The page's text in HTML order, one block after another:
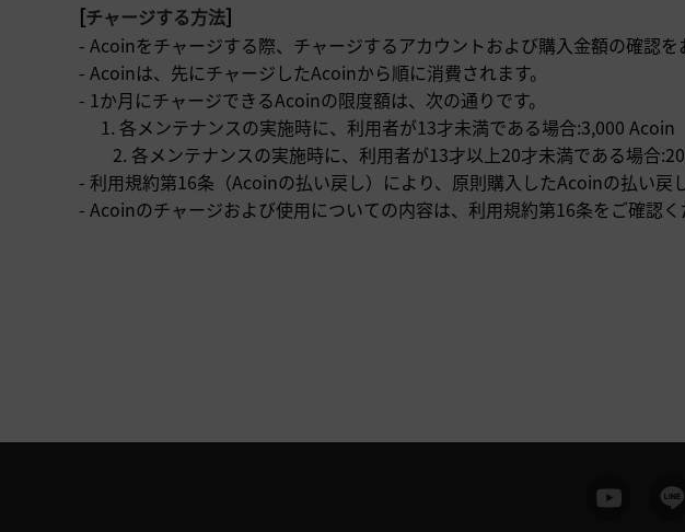
[チャージする方法]
- Acoinをチャージする際、チャージするアカウントおよび購入金額の確認を
- Acoinは、先にチャージしたAcoinから順に消費されます。
- 1か月にチャージできるAcoinの限度額は、次の通りです。
1. 各メンテナンスの実施時に、利用者が13才未満である場合:3,000 Acoin
2. 各メンテナンスの実施時に、利用者が13才以上20才未満である場合
- 利用規約第16条（Acoinの払い戻し）により、原則購入したAcoinの払い戻
- Acoinのチャージおよび使用についての内容は、利用規約第16条をご確認く